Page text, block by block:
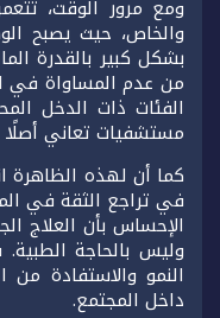
ومع مرور الوقت،
والخاص، حيث يصبح
بشكل كبير بالقدرة
من عدم المساواة في
الفئات ذات الدخل
مستشفيات تعاني
كما أن لهذه الظاهرة
في تراجع الثقة في
الإحساس بأن العلاج
وليس بالحاجة
النمو والاستفادة من
داخل المجتمع.